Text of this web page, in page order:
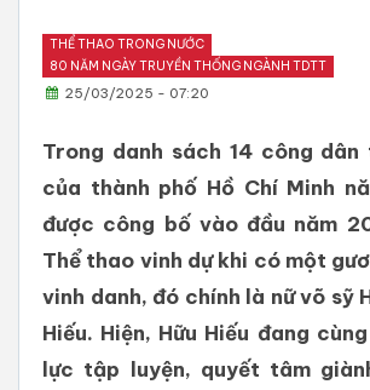
THỂ THAO TRONG NƯỚC
80 NĂM NGÀY TRUYỀN THỐNG NGÀNH TDTT
25/03/2025 - 07:20
Trong danh sách 14 công
của thành phố Hồ Chí Minh
được công bố vào đầu năm
Thể thao vinh dự khi có một
vinh danh, đó chính là nữ võ sỹ
Hiếu. Hiện, Hữu Hiếu đang
lực tập luyện, quyết tâm